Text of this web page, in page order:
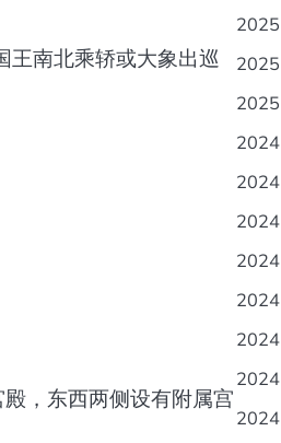
南北乘轿或大象出巡
，东西两侧设有附属宫
2025
2025
2025
2024
2024
2024
2024
2024
2024
2024
2024